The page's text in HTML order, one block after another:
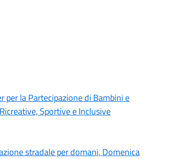
per la Partecipazione di Bambini e
Sportive e Inclusive
stradale per domani, Domenica